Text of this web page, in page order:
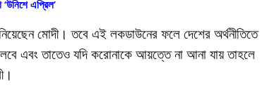
‘উনিশে এপ্রিল’
মোদী। তবে এই লকডাউনের ফলে দেশের অর্থনীতিতে
এবং তাতেও যদি করোনাকে আয়ত্তে না আনা যায় তাহলে